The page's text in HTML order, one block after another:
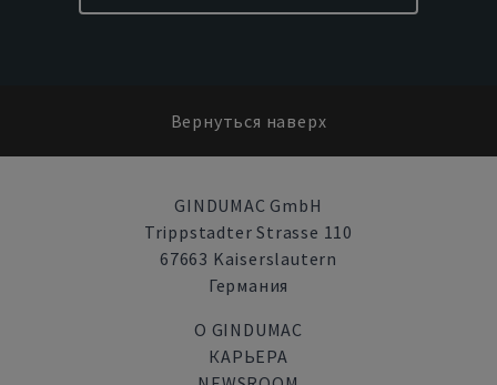
Вернуться наверх
GINDUMAC GmbH
Trippstadter Strasse 110
67663 Kaiserslautern
Германия
О GINDUMAC
КАРЬЕРА